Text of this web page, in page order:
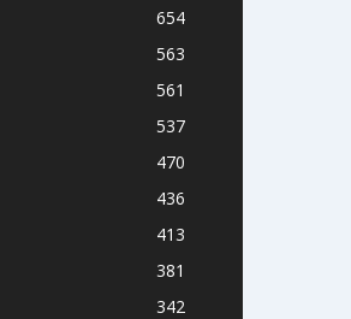
654
563
561
537
470
436
413
381
342